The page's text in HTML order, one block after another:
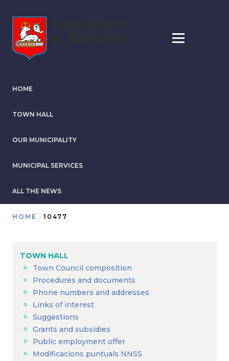
content
HOME
TOWN HALL
OUR MUNICIPALITY
MUNICIPAL SERVICES
ALL THE NEWS
HOME 10477
TOWN HALL
Town Council composition
Procedures and documents
Phone numbers and addresses
Links of interest
Suggestions
Grants and subsidies
Public employment offer
Modificacions puntuals NNSS